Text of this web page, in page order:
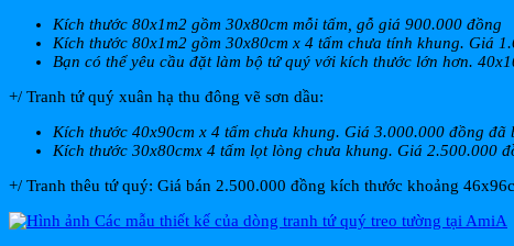
Kích thước 80x1m2 gồm 30x80cm mỗi tấm, gỗ giá 900.000 đồng
Kích thước 80x1m2 gồm 30x80cm x 4 tấm chưa tính khung. Giá
Bạn có thể yêu cầu đặt làm bộ tứ quý với kích thước lớn hơn.
+/ Tranh tứ quý xuân hạ thu đông vẽ sơn dầu:
Kích thước 40x90cm x 4 tấm chưa khung. Giá 3.000.000 đồng đã
Kích thước 30x80cmx 4 tấm lọt lòng chưa khung. Giá 2.500.000
+/ Tranh thêu tứ quý: Giá bán 2.500.000 đồng kích thước khoảng